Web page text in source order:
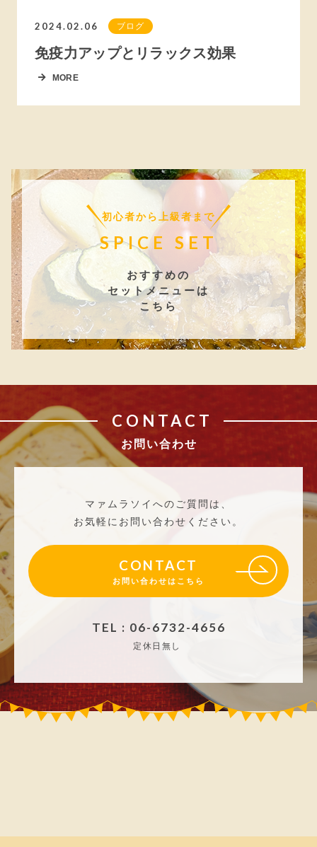
2024.02.06 ブログ
免疫力アップとリラックス効果
MORE
初心者から上級者まで
SPICE SET
おすすめの
セットメニューは
こちら
CONTACT
お問い合わせ
マァムラソイへのご質問は、
お気軽にお問い合わせください。
CONTACT
お問い合わせはこちら
TEL : 06-6732-4656
定休日無し